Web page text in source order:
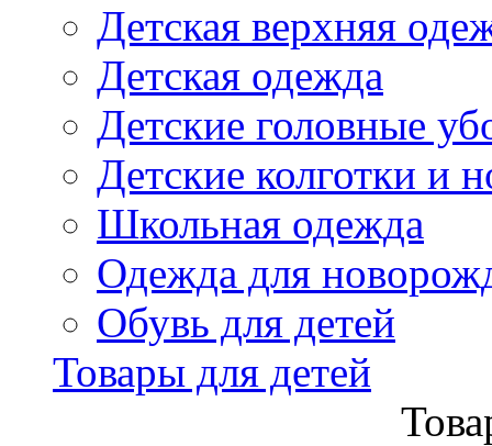
Детская верхняя
Детская одежда
Детские головные
Детские колготки и
Школьная одежда
Одежда для
Обувь для детей
Товары для детей